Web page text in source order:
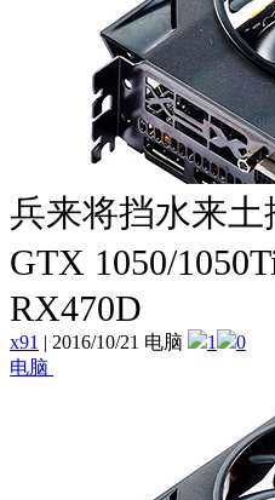
兵来将挡水来
GTX 1050/
RX470D
x91 | 2016/10/21 电脑 1
0
电脑